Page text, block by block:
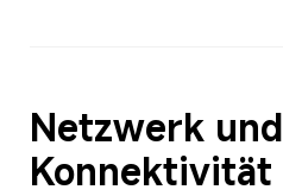
Netzwerk und
Konnektivität